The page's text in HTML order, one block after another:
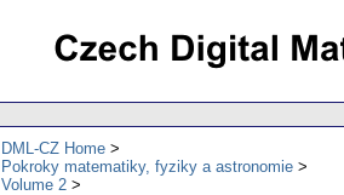
DML-CZ Home
Pokroky matematiky, fyziky a astronomie
Volume 2